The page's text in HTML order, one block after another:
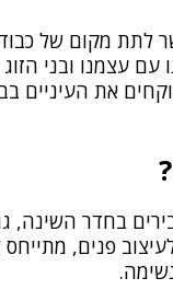
לתת מקום של
עם עצמנו ובני
את העיניים
בחדר השינה,
פנים,